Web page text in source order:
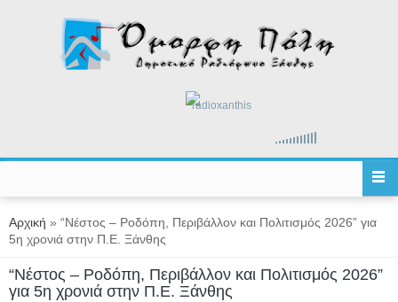
radioxanthis
Είστε εδώ
Αρχική » “Νέστος – Ροδόπη, Περιβάλλον και Πολιτισμός 2026” για
5η χρονιά στην Π.Ε. Ξάνθης
“Νέστος – Ροδόπη, Περιβάλλον και Πολιτισμός 2026”
για 5η χρονιά στην Π.Ε. Ξάνθης